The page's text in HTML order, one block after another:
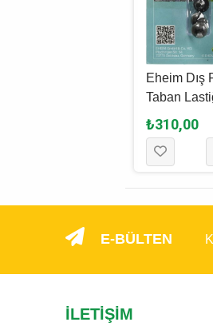
Eheim Dış
Taban
Adet
₺310,00
E-BÜLTEN
İLETIŞIM